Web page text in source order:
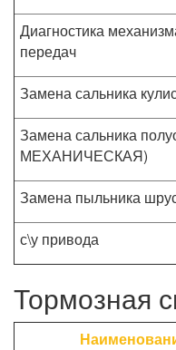
Диагностика
передач
Замена сальника
Замена сальника
МЕХАНИЧЕСКАЯ)
Замена пыльника
с\у привода
Тормозная